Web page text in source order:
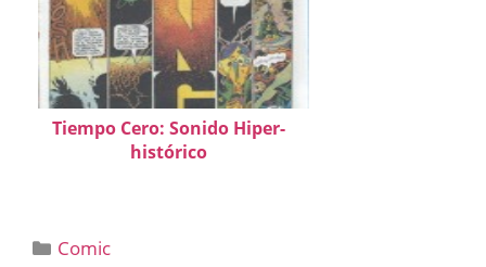
Tiempo Cero: Sonido Hiper-
histórico
Categorías
Comic